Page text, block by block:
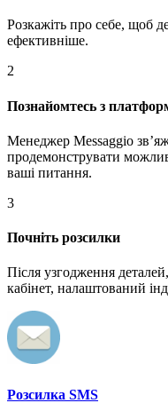
Розкажіть про себе, щоб
ефективніше.
2
Познайомтесь з
Менеджер Messaggio
продемонструвати
ваші питання.
3
Почніть розсилки
Після узгодження
кабінет, налаштований
Розсилка SMS